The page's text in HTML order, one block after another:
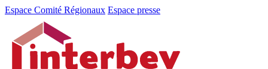
Aller
Aller
contenu
Espace Comité Régionaux Espace presse